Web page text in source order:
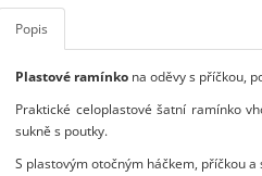
Popis
Plastové ramínko na oděvy s příčkou,
Praktické celoplastové šatní ramínko
sukně s poutky.
S plastovým otočným háčkem, příčkou a